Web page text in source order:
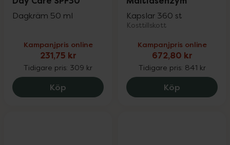
Dagkräm 50 ml
Kampanjpris online
231,75 kr
Tidigare pris: 309 kr
Köp Eucerin Anti-Pigment Day Care SPF30,
Kapslar 360 st
Kosttillskott
Kampanjpris online
672,80 kr
Tidigare pris: 841 kr
Köp Holistic